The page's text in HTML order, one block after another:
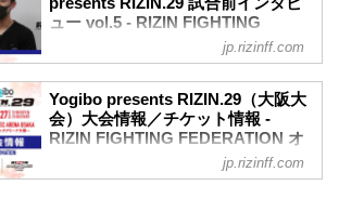
金太郎 別に特に変わらず、あんまりこれ
と言って意識はして...
Yogibo presents RIZIN.29 瀧澤謙太 試合
前インタビュー
——現在の心境はいかがですか？
瀧澤 やれることはやり尽くしたので、あ
とはなるようになるかなと思って、全力
を尽くすまでです。
——対戦相手の印象は...
公開！
矢地祐介「ほぼ全て変えたので、自分自
身楽しみ」
Yogibo presents RIZIN.29 矢地祐介 試合
前インタビュー
——現在の心境はいかがですか？
ュー vol.5 - RIZIN FIGHTING
FEDERATION オフィシャルサイト
大阪で行われるYogibo presents RIZIN.29
の、マスコミ向けインタビューの内容を
公開！
jp.rizinff.com
Yogibo presents RIZIN.29（大阪大
会）大会情報／チケット情報 -
RIZIN FIGHTING FEDERATION オ
jp.rizinff.com